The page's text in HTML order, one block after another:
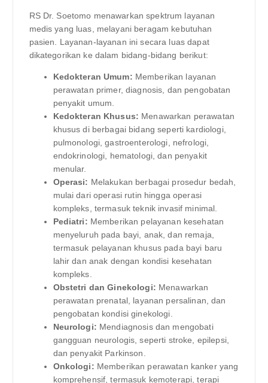
RS Dr. Soetomo menawarkan spektrum layanan
medis yang luas, melayani beragam kebutuhan
pasien. Layanan-layanan ini secara luas dapat
dikategorikan ke dalam bidang-bidang berikut:
Kedokteran Umum: Memberikan layanan
perawatan primer, diagnosis, dan pengobatan
penyakit umum.
Kedokteran Khusus: Menawarkan perawatan
khusus di berbagai bidang seperti kardiologi,
pulmonologi, gastroenterologi, nefrologi,
endokrinologi, hematologi, dan penyakit
menular.
Operasi: Melakukan berbagai prosedur bedah,
mulai dari operasi rutin hingga operasi
kompleks, termasuk teknik invasif minimal.
Pediatri: Memberikan pelayanan kesehatan
menyeluruh pada bayi, anak, dan remaja,
termasuk pelayanan khusus pada bayi baru
lahir dan anak dengan kondisi kesehatan
kompleks.
Obstetri dan Ginekologi: Menawarkan
perawatan prenatal, layanan persalinan, dan
pengobatan kondisi ginekologi.
Neurologi: Mendiagnosis dan mengobati
gangguan neurologis, seperti stroke, epilepsi,
dan penyakit Parkinson.
Onkologi: Memberikan perawatan kanker yang
komprehensif, termasuk kemoterapi, terapi